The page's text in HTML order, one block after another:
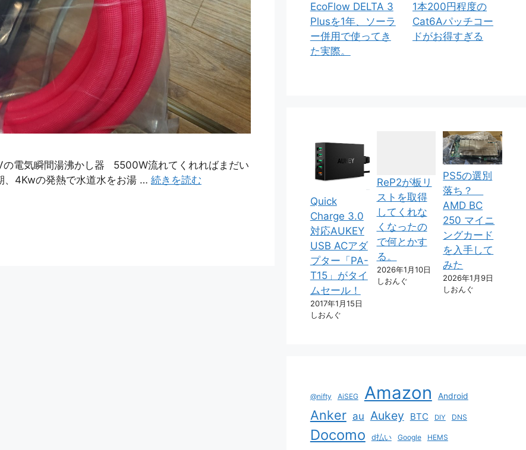
電気瞬間湯沸かし器 5500W流れてくれればまだい
、4Kwの発熱で水道水をお湯 … 続きを読む
EcoFlow DELTA 3
Plusを1年、ソーラ
ー併用で使ってき
た実際。
1本200円程度の
Cat6Aパッチコー
ドがお得すぎる
Quick
Charge 3.0
対応AUKEY
USB ACアダ
プター「PA-
T15」がタイ
ムセール！
2017年1月15日
しおんぐ
ReP2が板リ
ストを取得
してくれな
くなったの
で何とかす
る。
2026年1月10日
しおんぐ
PS5の選別
落ち？
AMD BC
250 マイニ
ングカード
を入手して
みた
2026年1月9日
しおんぐ
@nifty AiSEG Amazon Android
Anker au Aukey BTC DIY DNS
Docomo d払い Google HEMS